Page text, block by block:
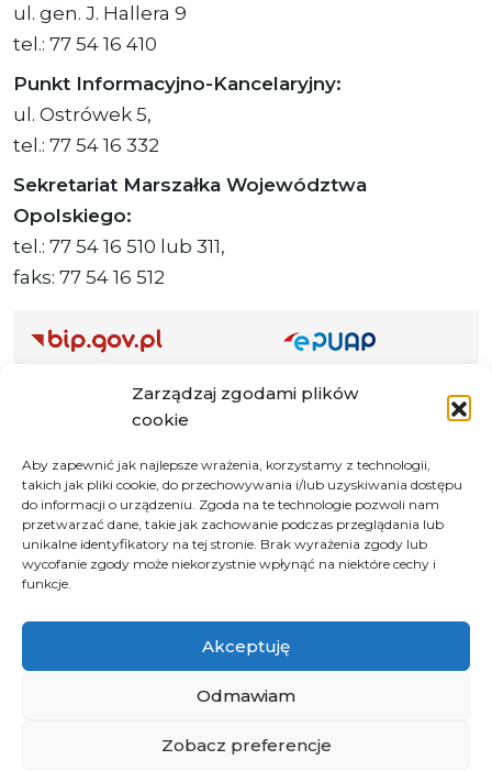
Zarządzaj zgodami plików
cookie
Aby zapewnić jak najlepsze wrażenia, korzystamy z technologii,
takich jak pliki cookie, do przechowywania i/lub uzyskiwania dostępu
do informacji o urządzeniu. Zgoda na te technologie pozwoli nam
przetwarzać dane, takie jak zachowanie podczas przeglądania lub
unikalne identyfikatory na tej stronie. Brak wyrażenia zgody lub
wycofanie zgody może niekorzystnie wpłynąć na niektóre cechy i
funkcje.
Akceptuję
Odmawiam
Zobacz preferencje
ul. gen. J. Hallera 9
tel.: 77 54 16 410
Punkt Informacyjno-Kancelaryjny:
ul. Ostrówek 5,
tel.: 77 54 16 332
Sekretariat Marszałka Województwa
Opolskiego:
tel.: 77 54 16 510 lub 311,
faks: 77 54 16 512
Adres ePUAP Urzędu: /q877fxtk55/SkrytkaESP
Adres do e-Doręczeń
Polityka prywatności
Klauzula informacyjna RODO
© 2026 Samorząd Województwa Opolskiego